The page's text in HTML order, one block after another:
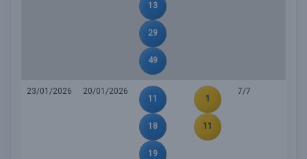
13
29
49
23/01/2026
20/01/2026
11
18
19
1
11
7/7